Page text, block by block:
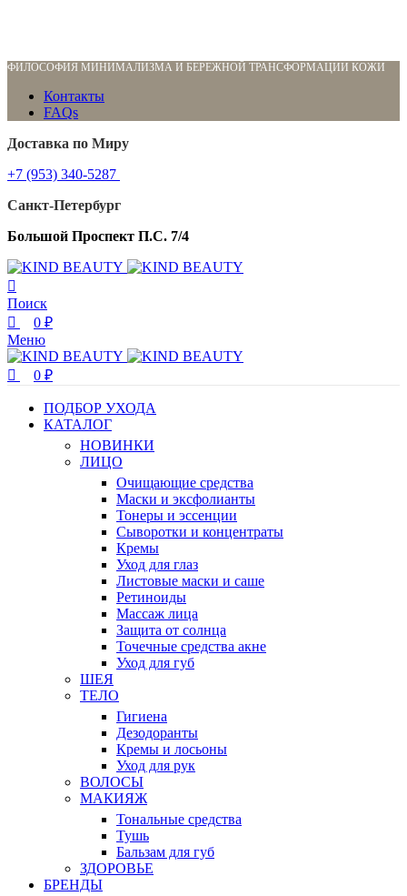
ФИЛОСОФИЯ МИНИМАЛИЗМА И БЕРЕЖНОЙ ТРАНСФОРМАЦИИ КОЖИ
Контакты
FAQs
Доставка по Миру
+7 (953) 340-5287
Санкт-Петербург
Большой Проспект П.С. 7/4
Поиск
0 ₽
Меню
0 ₽
ПОДБОР УХОДА
КАТАЛОГ
НОВИНКИ
ЛИЦО
Очищающие средства
Маски и эксфолианты
Тонеры и эссенции
Сыворотки и концентраты
Кремы
Уход для глаз
Листовые маски и саше
Ретиноиды
Массаж лица
Защита от солнца
Точечные средства акне
Уход для губ
ШЕЯ
ТЕЛО
Гигиена
Дезодоранты
Кремы и лосьоны
Уход для рук
ВОЛОСЫ
МАКИЯЖ
Тональные средства
Тушь
Бальзам для губ
ЗДОРОВЬЕ
БРЕНДЫ